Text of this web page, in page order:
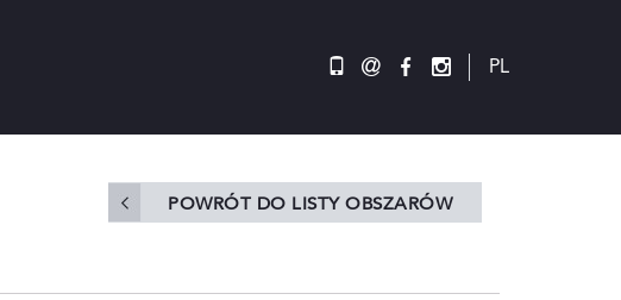
@ PL
POWRÓT DO LISTY OBSZARÓW